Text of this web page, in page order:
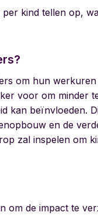
per kind tellen op,
om hun
voor om minder
kan beïnvloeden.
en de
zal inspelen om
om de impact te